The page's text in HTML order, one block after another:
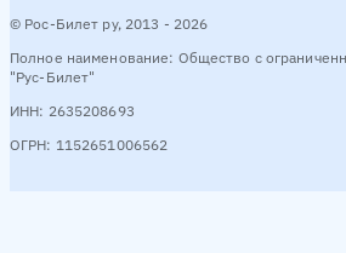
© Рос-Билет ру, 2013 - 2026
Полное наименование: Общество с
"Рус-Билет"
ИНН: 2635208693
ОГРН: 1152651006562